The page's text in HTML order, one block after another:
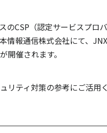
のCSP（認定サービスプロ
情報通信株式会社にて、
開催されます。
リティ対策の参考にご活用